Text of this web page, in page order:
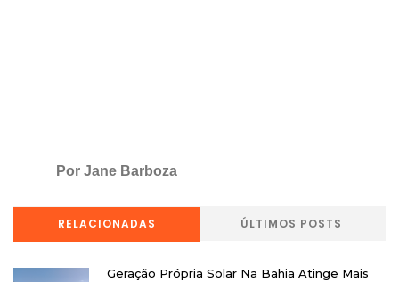
Por Jane Barboza
RELACIONADAS ÚLTIMOS POSTS
Geração Própria Solar Na Bahia Atinge Mais